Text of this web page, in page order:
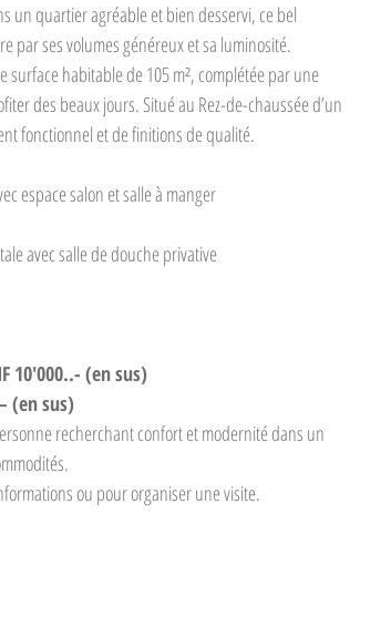
un quartier agréable et bien desservi, ce bel
par ses volumes généreux et sa luminosité.
habitable de 105 m², complétée par une
des beaux jours. Situé au Rez-de-chaussée d’un
fonctionnel et de finitions de qualité.
espace salon et salle à manger
avec salle de douche privative
10'000..- (en sus)
(en sus)
recherchant confort et modernité dans un
ou pour organiser une visite.